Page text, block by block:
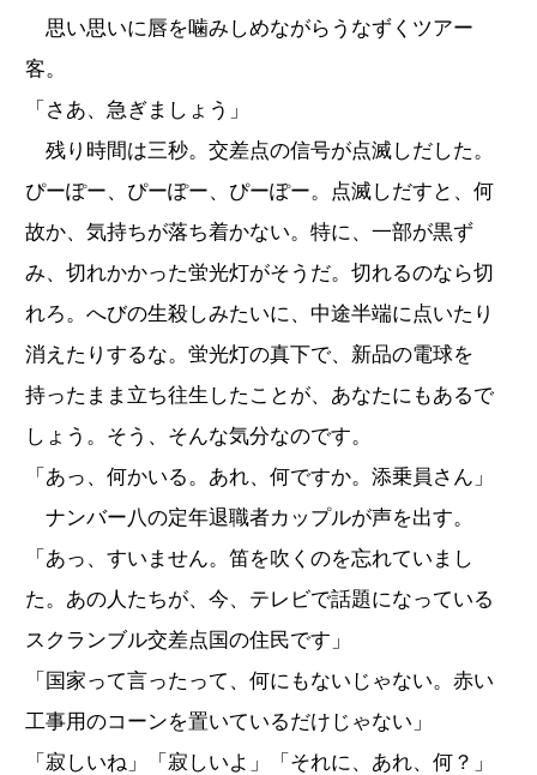
思い思いに唇を噛みしめながらうなずくツアー
客。
「さあ、急ぎましょう」
残り時間は三秒。交差点の信号が点滅しだした。
ぴーぽー、ぴーぽー、ぴーぽー。点滅しだすと、何
故か、気持ちが落ち着かない。特に、一部が黒ず
み、切れかかった蛍光灯がそうだ。切れるのなら切
れろ。へびの生殺しみたいに、中途半端に点いたり
消えたりするな。蛍光灯の真下で、新品の電球を
持ったまま立ち往生したことが、あなたにもあるで
しょう。そう、そんな気分なのです。
「あっ、何かいる。あれ、何ですか。添乗員さん」
ナンバー八の定年退職者カップルが声を出す。
「あっ、すいません。笛を吹くのを忘れていまし
た。あの人たちが、今、テレビで話題になっている
スクランブル交差点国の住民です」
「国家って言ったって、何にもないじゃない。赤い
工事用のコーンを置いているだけじゃない」
「寂しいね」「寂しいよ」「それに、あれ、何？」